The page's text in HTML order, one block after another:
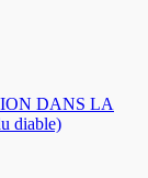
DANS LA
diable)